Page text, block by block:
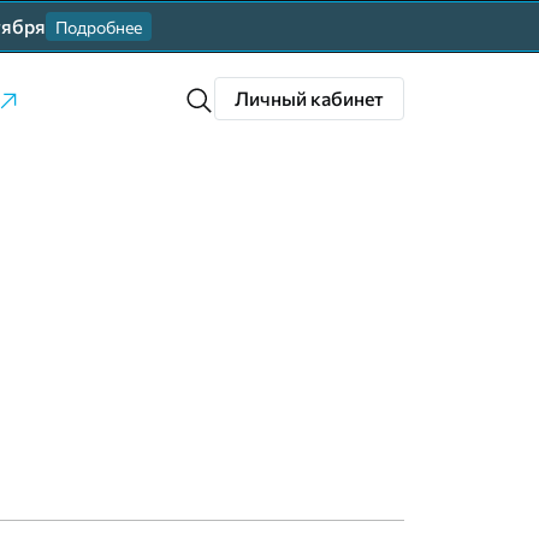
Подробнее
Личный кабинет